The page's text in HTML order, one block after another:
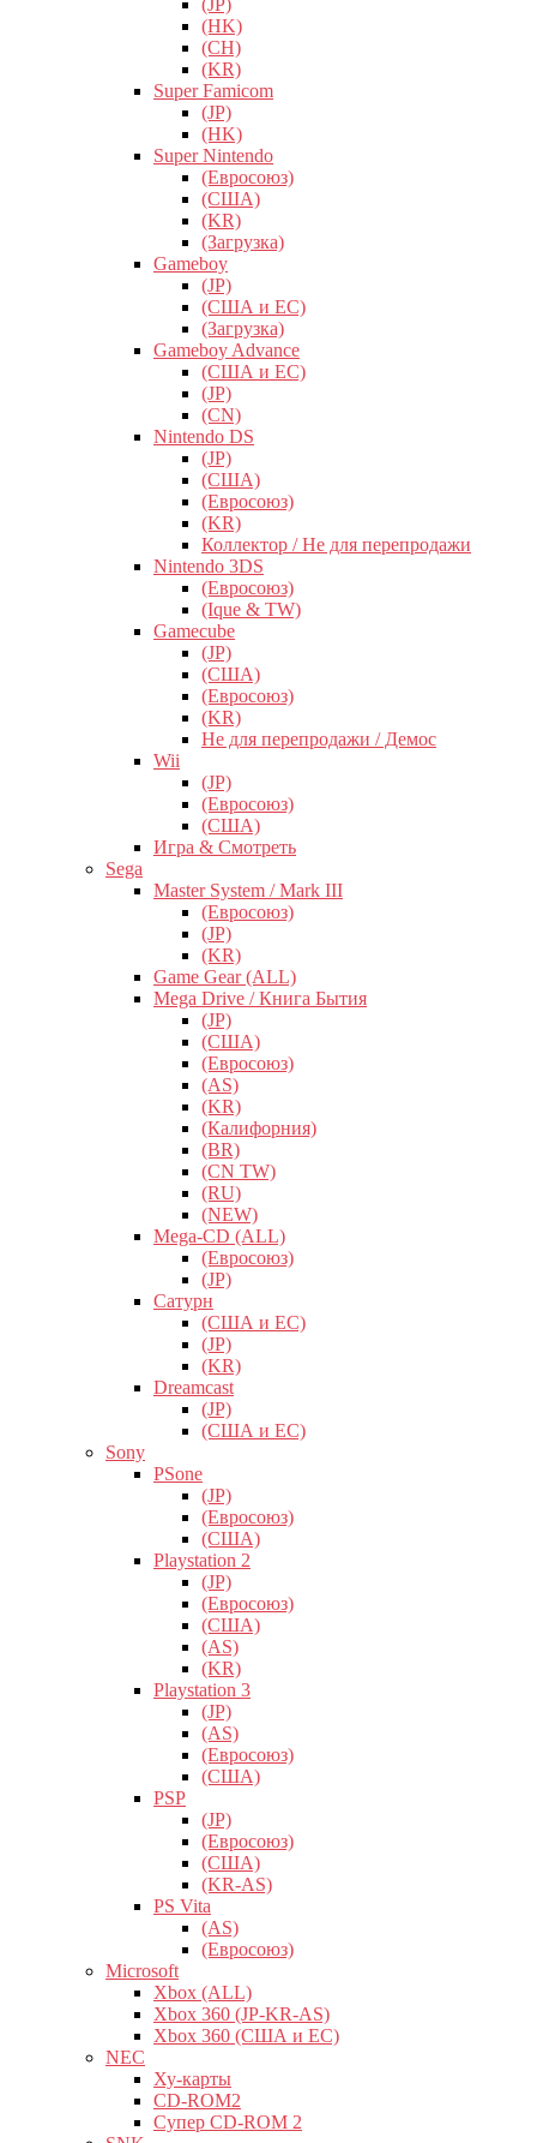
(JP)
(HK)
(CH)
(KR)
Super Famicom
(JP)
(HK)
Super Nintendo
(Евросоюз)
(США)
(KR)
(Загрузка)
Gameboy
(JP)
(США и ЕС)
(Загрузка)
Gameboy Advance
(США и ЕС)
(JP)
(CN)
Nintendo DS
(JP)
(США)
(Евросоюз)
(KR)
Коллектор / Не для перепродажи
Nintendo 3DS
(Евросоюз)
(Ique & TW)
Gamecube
(JP)
(США)
(Евросоюз)
(KR)
Не для перепродажи / Демос
Wii
(JP)
(Евросоюз)
(США)
Игра & Смотреть
Sega
Master System / Mark III
(Евросоюз)
(JP)
(KR)
Game Gear (ALL)
Mega Drive / Книга Бытия
(JP)
(США)
(Евросоюз)
(AS)
(KR)
(Калифорния)
(BR)
(CN TW)
(RU)
(NEW)
Mega-CD (ALL)
(Евросоюз)
(JP)
Сатурн
(США и ЕС)
(JP)
(KR)
Dreamcast
(JP)
(США и ЕС)
Sony
PSone
(JP)
(Евросоюз)
(США)
Playstation 2
(JP)
(Евросоюз)
(США)
(AS)
(KR)
Playstation 3
(JP)
(AS)
(Евросоюз)
(США)
PSP
(JP)
(Евросоюз)
(США)
(KR-AS)
PS Vita
(AS)
(Евросоюз)
Microsoft
Xbox (ALL)
Xbox 360 (JP-KR-AS)
Xbox 360 (США и ЕС)
NEC
Ху-карты
CD-ROM2
Супер CD-ROM 2